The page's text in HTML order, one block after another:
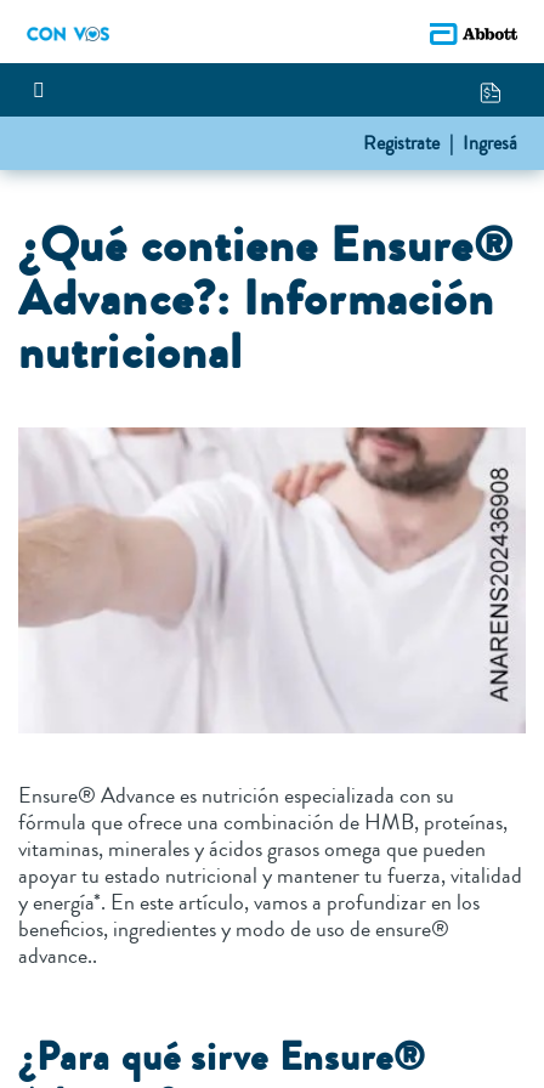
Registrate | Ingresá
¿Qué contiene Ensure®
Advance?: Información
nutricional
Ensure® Advance es nutrición especializada con su
fórmula que ofrece una combinación de HMB, proteínas,
vitaminas, minerales y ácidos grasos omega que pueden
apoyar tu estado nutricional y mantener tu fuerza, vitalidad
y energía*. En este artículo, vamos a profundizar en los
beneficios, ingredientes y modo de uso de ensure®
advance..
¿Para qué sirve Ensure®